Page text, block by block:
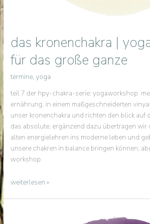
das kronenchakra |
für das große ganze
termine,yoga
teil 7 der hpy-chakra-serie: yogaworkshop
ernährung. in einem maßgeschneiderten
unser kronenchakra und richten den blick auf
das absolute. ergänzend dazu übertragen wir
alten energielehren ins moderne leben und
unsere chakren in balance bringen können.
workshop
das
weiterlesen »